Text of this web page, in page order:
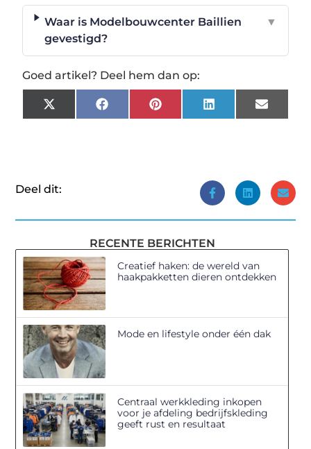
Waar is Modelbouwcenter Baillien
gevestigd?
▼
Goed artikel? Deel hem dan op:
X
(Twitter)
FacebookPinterestLinkedInEmail
Deel dit:
RECENTE BERICHTEN
Creatief haken: de wereld van
haakpakketten dieren ontdekken
Mode en lifestyle onder één dak
Centraal werkkleding inkopen
voor je afdeling bedrijfskleding
geeft rust en resultaat